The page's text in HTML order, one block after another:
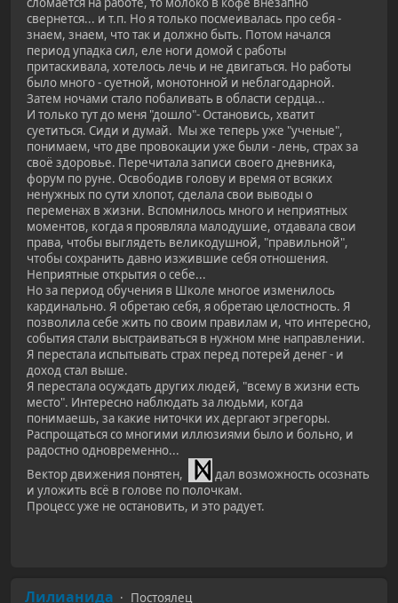
свернется... и т.п. Но я только посмеивалась про себя -
знаем, знаем, что так и должно быть. Потом начался
период упадка сил, еле ноги домой с работы
притаскивала, хотелось лечь и не двигаться. Но работы
было много - суетной, монотонной и неблагодарной.
Затем ночами стало побаливать в области сердца...
И только тут до меня "дошло"- Остановись, хватит
суетиться. Сиди и думай. Мы же теперь уже "ученые",
понимаем, что две провокации уже были - лень, страх за
своё здоровье. Перечитала записи своего дневника,
форум по руне. Освободив голову и время от всяких
ненужных по сути хлопот, сделала свои выводы о
переменах в жизни. Вспомнилось много и неприятных
моментов, когда я проявляла малодушие, отдавала свои
права, чтобы выглядеть великодушной, "правильной",
чтобы сохранить давно изжившие себя отношения.
Неприятные открытия о себе...
Но за период обучения в Школе многое изменилось
кардинально. Я обретаю себя, я обретаю целостность. Я
позволила себе жить по своим правилам и, что интересно,
события стали выстраиваться в нужном мне направлении.
Я перестала испытывать страх перед потерей денег - и
доход стал выше.
Я перестала осуждать других людей, "всему в жизни есть
место". Интересно наблюдать за людьми, когда
понимаешь, за какие ниточки их дергают эгрегоры.
Распрощаться со многими иллюзиями было и больно, и
радостно одновременно...
Вектор движения понятен,
дал возможность осознать
и уложить всё в голове по полочкам.
Процесс уже не остановить, и это радует.
Лилианида
Постоялец